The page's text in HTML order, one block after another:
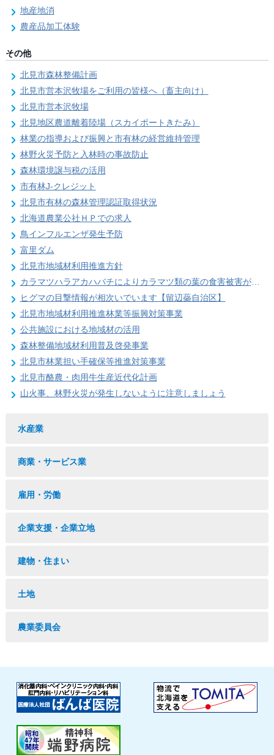
地産地消
農産品加工体験
その他
北見市森林整備計画
北見市営本沢牧場をご利用の皆様へ（畜主向け）
北見市営本沢牧場
北見地区農道離着陸場（スカイポートきたみ）
林業の指導および振興と市有林の経営維持管理
林野火災予防と入林時の事故防止
森林環境譲与税の活用
市有林J-クレジット
北見市有林の森林管理認証取得状況
北海道農業公社ＨＰでの求人
鳥インフルエンザ発生予防
富里ダム
北見市地域材利用推進方針
カラマツハラアカハバチによりカラマツ類の葉の食害被害が発生することがあります
ヒグマの目撃情報が相次いでいます【留辺蘂自治区】
北見市地域材利用推進林業等振興対策事業
公共施設における地域材の活用
森林整備地域材利用普及啓発事業
北見市林業担い手確保等推進対策事業
北見市酪農・肉用牛生産近代化計画
山火事、林野火災が発生しないように注意しましょう
水産業
商業・サービス業
雇用・労働
企業支援・企業立地
建物・住まい
土地
農業委員会